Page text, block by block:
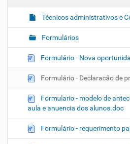
ç
o
Técnicos administrativos e
Formulários
Formulário - Nova
Formulário - Declaracão de
Formulario - modelo de
aula e anuencia dos alunos.doc
Formulário - requerimento